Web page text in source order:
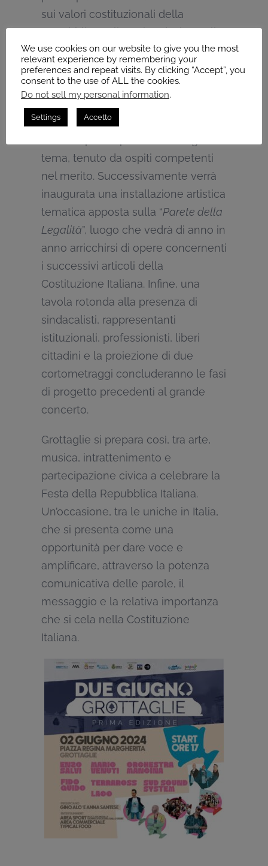
sui valori costituzionali della
Repubblica Italiana, in relazione alla
società moderna e contemporanea,
mediante il coinvolgimento di
diverse fasce d’età della
cittadinanza. Gli studenti delle
scuole superiori di secondo grado
tema, tenuto da ospiti competenti
nel merito. Successivamente verrà
inaugurata una installazione artistica
tematica apposta sulla “Parete della
Legalità”, luogo che vedrà di anno in
anno arricchirsi di opere concernenti
i successivi articoli della
Costituzione Italiana. Infine, una
tavola rotonda alla presenza di
sindacalisti, rappresentanti
istituzionali, professionisti, liberi
cittadini e la proiezione di due
cortometraggi concluderanno le fasi
di progetto precedenti al grande
concerto.
Grottaglie si prepara così, tra arte,
musica, intrattenimento e
partecipazione civica a celebrare la
Festa della Repubblica Italiana.
Un’occasione, tra le uniche in Italia,
che si presenta come una
opportunità per dare voce e
amplificare, attraverso la potenza
comunicativa delle parole, il
messaggio e la relativa importanza
che si cela nella Costituzione
Italiana.
We use cookies on our website to give you the most
relevant experience by remembering your
preferences and repeat visits. By clicking “Accept”, you
consent to the use of ALL the cookies.
Do not sell my personal information.
Settings Accetto